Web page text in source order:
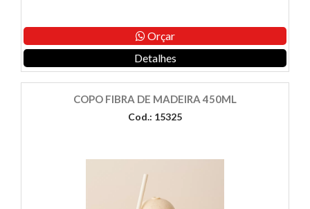
Orçar
Detalhes
COPO FIBRA DE MADEIRA 450ML
Cod.: 15325